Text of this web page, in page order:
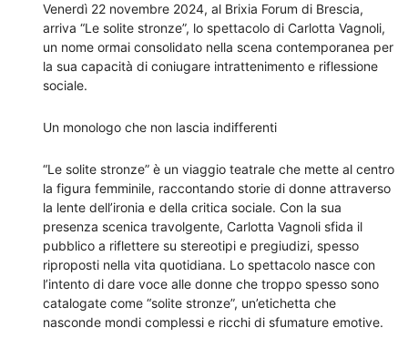
Venerdì 22 novembre 2024, al Brixia Forum di Brescia,
arriva “Le solite stronze”, lo spettacolo di Carlotta Vagnoli,
un nome ormai consolidato nella scena contemporanea per
la sua capacità di coniugare intrattenimento e riflessione
sociale.
Un monologo che non lascia indifferenti
“Le solite stronze” è un viaggio teatrale che mette al centro
la figura femminile, raccontando storie di donne attraverso
la lente dell’ironia e della critica sociale. Con la sua
presenza scenica travolgente, Carlotta Vagnoli sfida il
pubblico a riflettere su stereotipi e pregiudizi, spesso
riproposti nella vita quotidiana. Lo spettacolo nasce con
l’intento di dare voce alle donne che troppo spesso sono
catalogate come “solite stronze”, un’etichetta che
nasconde mondi complessi e ricchi di sfumature emotive.